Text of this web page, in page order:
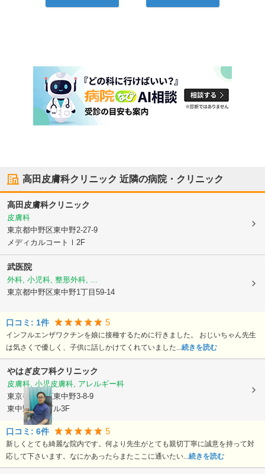
高田皮膚科クリニック 近隣の病院・クリニック
高田皮膚科クリニック
皮膚科
東京都中野区東中野2-27-9
メディカルコートⅠ2F
武医院
外科, 小児科, 整形外科, ...
東京都中野区東中野1丁目59-14
口コミ: 1件 5
インフルエンザワクチンを娘に接種するために行きました。 おじいちゃん先生
は気さくで優しく、子供に話しかけてくれていました... 続きを読む
やはぎ皮フ科クリニック
皮膚科, 小児皮膚科, アレルギー科
東京都中野区東中野3-8-9
東中野医療ビル3F
口コミ: 6件 5
新しくとても綺麗な院内です。何より先生がとても親切丁寧に誠意を持って対
応して下さいます。なにかあったらまたここに通いたい... 続きを読む